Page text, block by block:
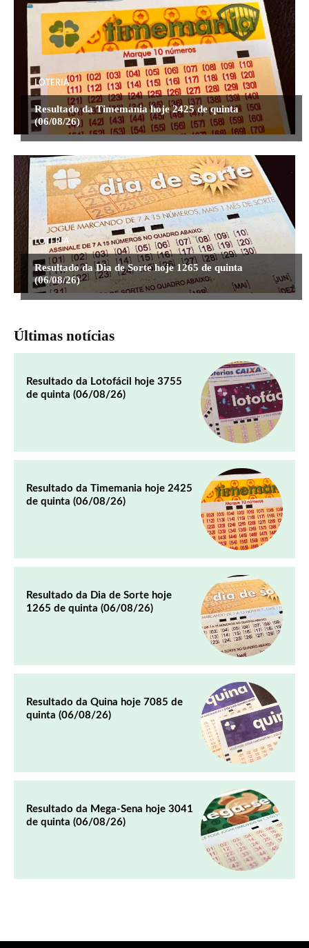
LOTERIA
Resultado da Timemania hoje 2425 de quinta
(06/08/26)
LOTERIA
Resultado da Dia de Sorte hoje 1265 de quinta
(06/08/26)
Últimas notícias
Resultado da Lotofácil hoje 3755
de quinta (06/08/26)
Resultado da Timemania hoje 2425
de quinta (06/08/26)
Resultado da Dia de Sorte hoje
1265 de quinta (06/08/26)
Resultado da Quina hoje 7085 de
quinta (06/08/26)
Resultado da Mega-Sena hoje 3041
de quinta (06/08/26)